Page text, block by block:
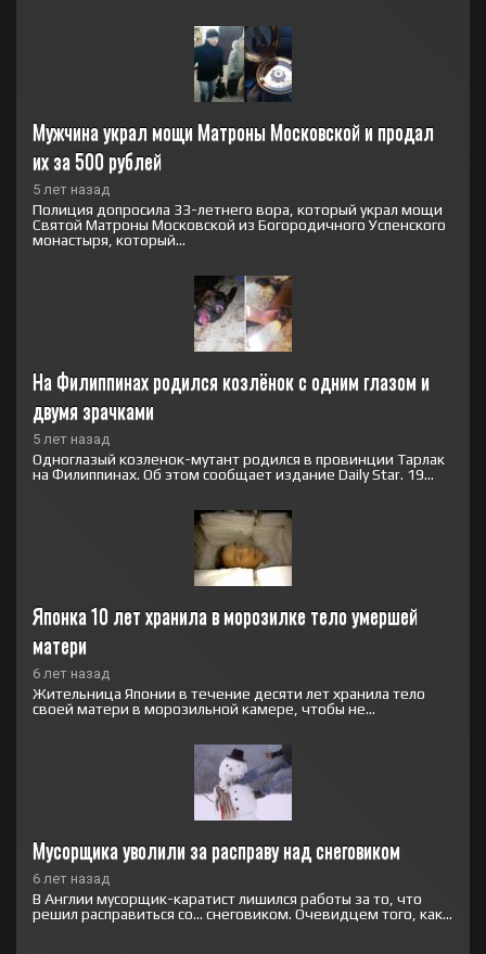
Мужчина украл мощи Матроны Московской и продал
их за 500 рублей
5 лет назад
Полиция допросила 33-летнего вора, который украл мощи
Святой Матроны Московской из Богородичного Успенского
монастыря, который...
На Филиппинах родился козлёнок с одним глазом и
двумя зрачками
5 лет назад
Одноглазый козленок-мутант родился в провинции Тарлак
на Филиппинах. Об этом сообщает издание Daily Star. 19...
Японка 10 лет хранила в морозилке тело умершей
матери
6 лет назад
Жительница Японии в течение десяти лет хранила тело
своей матери в морозильной камере, чтобы не...
Мусорщика уволили за расправу над снеговиком
6 лет назад
В Англии мусорщик-каратист лишился работы за то, что
решил расправиться со… снеговиком. Очевидцем того, как...